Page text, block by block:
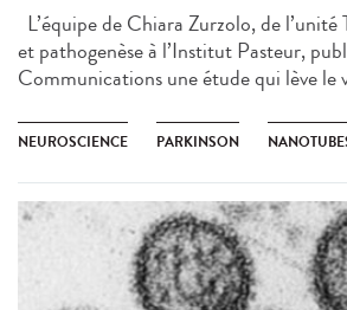
L’équipe de Chiara Zurzolo, de
et pathogenèse à l’Institut Pasteur,
Communications une étude qui lève le
NEUROSCIENCE PARKINSON